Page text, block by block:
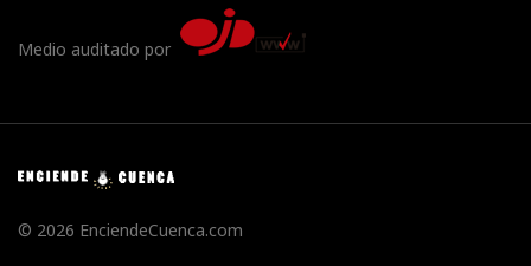
Medio auditado por
© 2026 EnciendeCuenca.com